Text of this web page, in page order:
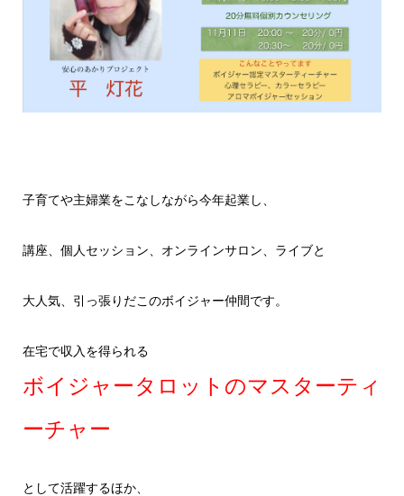
子育てや主婦業をこなしながら今年起業し、
講座、個人セッション、オンラインサロン、ライブと
大人気、引っ張りだこのボイジャー仲間です。
在宅で収入を得られる
ボイジャータロットのマスターティ
ーチャー
として活躍するほか、